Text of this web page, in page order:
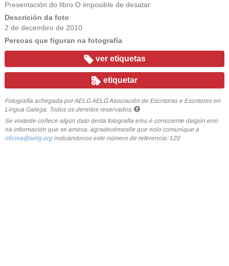
Presentación do libro O imposible de desatar
Descrición da foto
2 de decembro de 2010
Persoas que figuran na fotografía
ver etiquetas
etiquetar
Fotografía achegada por AELG AELG Asociación de Escritoras e Escritores en
Lingua Galega. Todos os dereitos reservados.
Se vostede coñece algún dato desta fotografía e/ou é consciente dalgún erro
na información que se amosa, agradecémoslle que nolo comunique a
oficina@aelg.orgindicándonos este número de referencia: 120